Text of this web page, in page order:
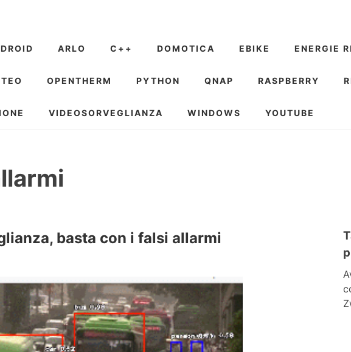
ARLO C++ DOMOTICA EBIKE ENERGIE
OPENTHERM PYTHON QNAP RASPBERRY
VIDEOSORVEGLIANZA WINDOWS YOUTUBE
basta con i falsi allarmi